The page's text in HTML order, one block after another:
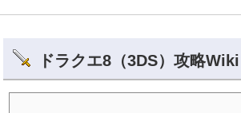
ドラクエ8（3DS）攻略Wiki